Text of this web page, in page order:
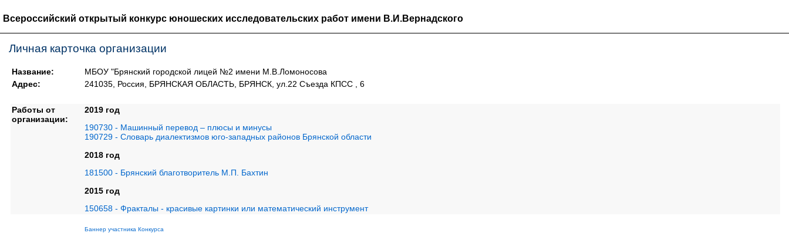
Всероссийский открытый конкурс юношеских исследовательских работ имени В.И.Вернадского
Личная карточка организации
Название:
МБОУ "Брянский городской лицей №2 имени М.В.Ломоносова
Адрес:
241035, Россия, БРЯНСКАЯ ОБЛАСТЬ, БРЯНСК, ул.22 Съезда КПСС , 6
Работы от
организации:
2019 год
190730 - Машинный перевод – плюсы и минусы
190729 - Словарь диалектизмов юго-западных районов Брянской области
2018 год
181500 - Брянский благотворитель М.П. Бахтин
2015 год
150658 - Фракталы - красивые картинки или математический инструмент
Баннер участника Конкурса